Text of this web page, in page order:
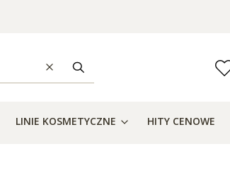
WyczyśćSzukaj
LINIE KOSMETYCZNE HITY CENOWE